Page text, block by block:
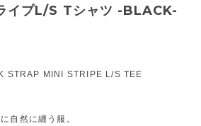
イプL/S Tシャツ -BLACK-
MINI STRIPE L/S TEE
自然に纏う服。